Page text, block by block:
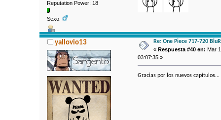
Reputation Power: 18
Sexo:
yallovio13
Re: One Piece 717-720
« Respuesta #40 en: Mar
03:07:35 »
Gracias por los nuevos capítulos...